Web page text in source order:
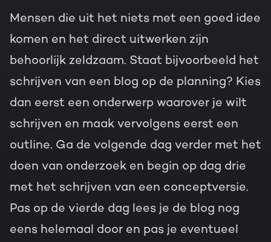
Mensen die uit het niets met een goed idee
komen en het direct uitwerken zijn
behoorlijk zeldzaam. Staat bijvoorbeeld het
schrijven van een blog op de planning? Kies
dan eerst een onderwerp waarover je wilt
schrijven en maak vervolgens eerst een
outline. Ga de volgende dag verder met het
doen van onderzoek en begin op dag drie
met het schrijven van een conceptversie.
Pas op de vierde dag lees je de blog nog
eens helemaal door en pas je eventueel